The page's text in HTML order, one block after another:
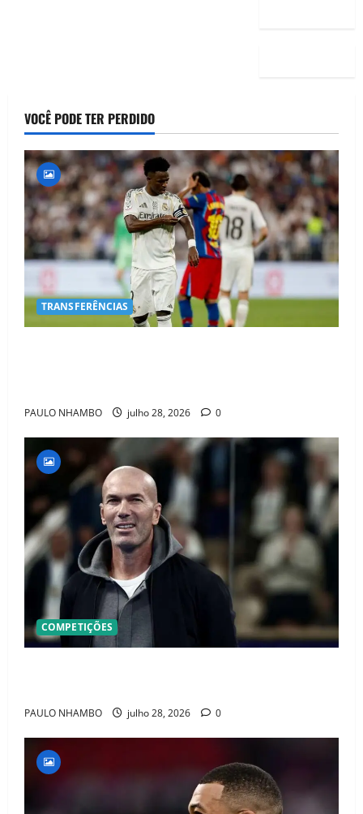
VOCÊ PODE TER PERDIDO
TRANSFERÊNCIAS
PAULO NHAMBO julho 28, 2026 0
COMPETIÇÕES
PAULO NHAMBO julho 28, 2026 0